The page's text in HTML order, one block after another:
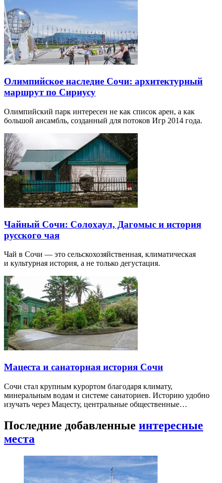
Олимпийское наследие Сочи: архитектурный
маршрут по Сириусу
Олимпийский парк интересен не как список арен, а как
большой ансамбль, созданный для потоков Игр 2014 года.
Чайный Сочи: Солохаул, Дагомыс и история
русского чая
Чай в Сочи — это сельскохозяйственная, климатическая
и культурная история, а не только дегустация.
Мацеста и санаторная история Сочи
Сочи стал крупным курортом благодаря климату,
минеральным водам и системе санаториев. Историю удобно
изучать через Мацесту, центральные общественные…
Последние добавленные интересные
места